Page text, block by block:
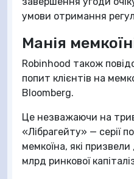
умови отримання
Манія
Robinhood також
попит клієнтів на
Bloomberg.
Це незважаючи на
«Лібрагейту» — серії
мемкоїна, які
млрд ринкової